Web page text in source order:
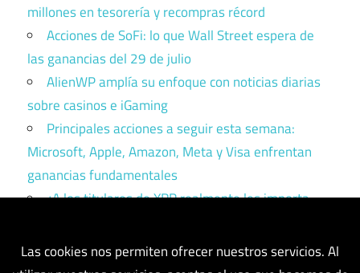
millones en tesorería y recompras récord
Acciones de SoFi: lo que Wall Street espera de
las ganancias del 29 de julio
AlienWP amplía su enfoque con noticias diarias
sobre casinos e iGaming
Principales acciones a seguir esta semana:
Microsoft, Apple, Amazon, Meta y Visa enfrentan
ganancias fundamentales
¿A los titulares de XRP realmente les importa
Las cookies nos permiten ofrecer nuestros servicios. Al